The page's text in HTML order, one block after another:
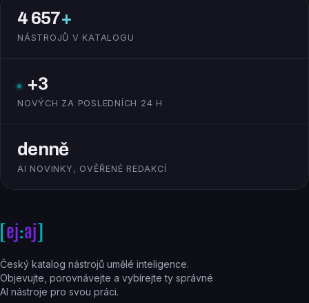
4 657+
NÁSTROJŮ V KATALOGU
+3
NOVÝCH ZA POSLEDNÍCH 24 H
denně
AI NOVINKY, OVĚŘENÉ REDAKCÍ
Český katalog nástrojů umělé inteligence.
Objevujte, porovnávejte a vybírejte ty správné
AI nástroje pro svou práci.